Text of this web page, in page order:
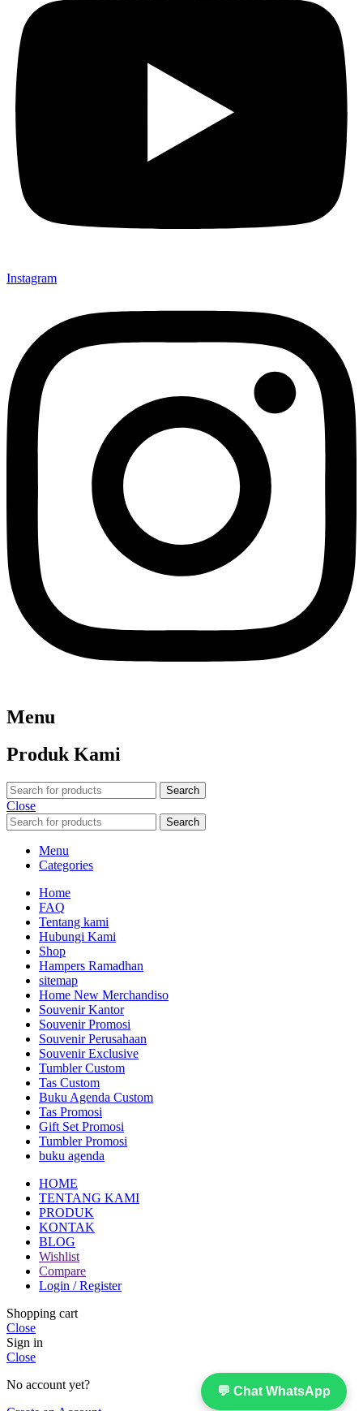
💬 Chat WhatsApp
Instagram
Menu
Produk Kami
Search
Close
Search
Menu
Categories
Home
FAQ
Tentang kami
Hubungi Kami
Shop
Hampers Ramadhan
sitemap
Home New Merchandiso
Souvenir Kantor
Souvenir Promosi
Souvenir Perusahaan
Souvenir Exclusive
Tumbler Custom
Tas Custom
Buku Agenda Custom
Tas Promosi
Gift Set Promosi
Tumbler Promosi
buku agenda
HOME
TENTANG KAMI
PRODUK
KONTAK
BLOG
Wishlist
Compare
Login / Register
Shopping cart
Close
Sign in
Close
No account yet?